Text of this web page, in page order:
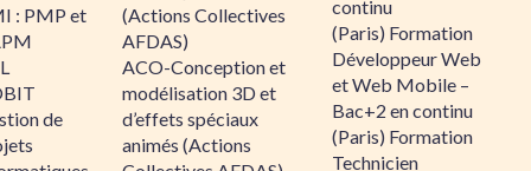
: PMP et
de
(Actions Collectives
AFDAS)
ACO-Conception et
modélisation 3D et
d’effets spéciaux
animés (Actions
continu
(Paris) Formation
Développeur Web
et Web Mobile –
Bac+2 en continu
(Paris) Formation
Technicien